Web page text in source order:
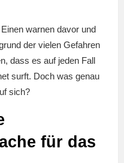
warnen davor und
der vielen Gefahren
dass es auf jeden Fall
surft. Doch was genau
sich?
für das